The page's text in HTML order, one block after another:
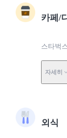
카페/
스타벅
자세히
외식